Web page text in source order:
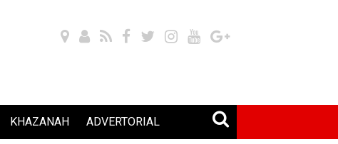
KHAZANAH ADVERTORIAL